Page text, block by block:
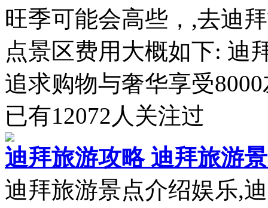
旺季可能会高些，,去迪
点景区费用大概如下: 迪
追求购物与奢华享受
已有12072 人关注过
迪拜旅游攻略 迪拜旅游
迪拜旅游景点介绍娱乐,